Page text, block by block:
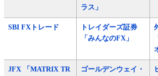
ラス」
SBI FXトレード
トレイダーズ証券
「みんなのFX」
JFX 「MATRIX TR
ゴールデンウェイ・